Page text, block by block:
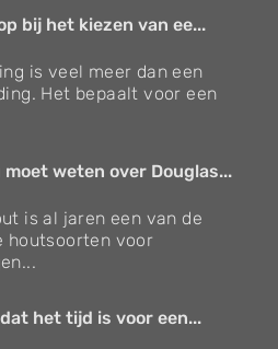
bij het kiezen van ee...
is veel meer dan een
Het bepaalt voor een
weten over Douglas...
is al jaren een van de
houtsoorten voor
het tijd is voor een...